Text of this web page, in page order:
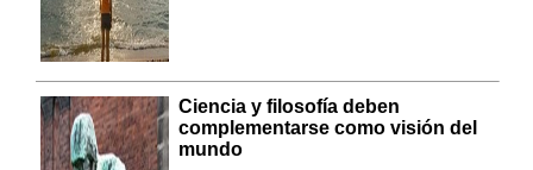
Ciencia y filosofía deben
complementarse como visión del
mundo